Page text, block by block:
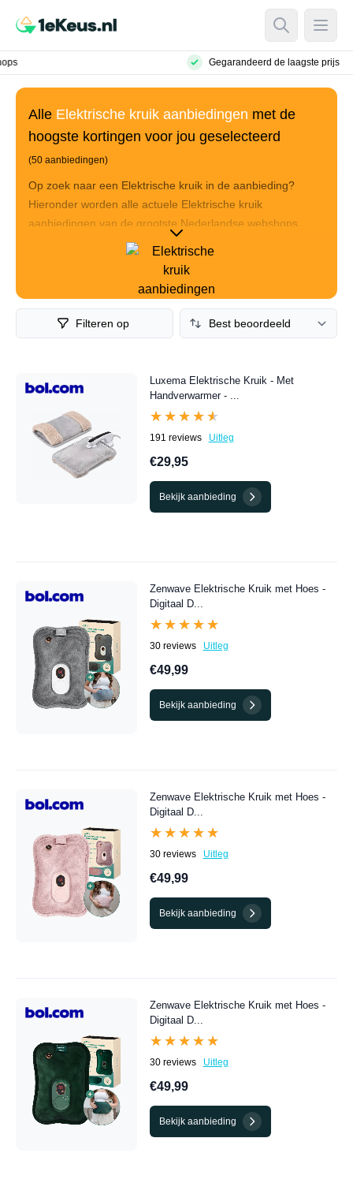
Open Open
Gegarandeerd de laagste prijs
Alle Elektrische kruik aanbiedingen met de
hoogste kortingen voor jou geselecteerd
(50 aanbiedingen)
Op zoek naar een Elektrische kruik in de aanbieding?
Hieronder worden alle actuele Elektrische kruik
aanbiedingen van de grootste Nederlandse webshops
verzameld. Deze Elektrische kruik aanbiedingen worden
hoogte van de korting en de prijs die je uiteindelijk betaalt.
Sorteer op prijs om de goedkoopste Elektrische kruik
aanbiedingen te bekijken of ga de top-10 af voor de beste
overzicht van de beste Elektrische kruik aanbiedingen van
dit moment.
Filteren op
Luxema Elektrische Kruik - Met
Handverwarmer - ...
★★★★★
★★★★★
191 reviews Uitleg
€29,95
Bekijk aanbieding
Zenwave Elektrische Kruik met Hoes -
Digitaal D...
★★★★★
★★★★★
30 reviews Uitleg
€49,99
Bekijk aanbieding
Zenwave Elektrische Kruik met Hoes -
Digitaal D...
★★★★★
★★★★★
30 reviews Uitleg
€49,99
Bekijk aanbieding
Zenwave Elektrische Kruik met Hoes -
Digitaal D...
★★★★★
★★★★★
30 reviews Uitleg
€49,99
Bekijk aanbieding